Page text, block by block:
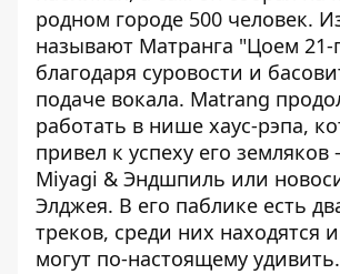
родном городе 500 человек.
называют Матранга "Цоем 21-
благодаря суровости и
подаче вокала. Matrang
работать в нише хаус-рэпа,
привел к успеху его земляков
Miyagi & Эндшпиль или
Элджея. В его паблике есть
треков, среди них находятся
могут по-настоящему удивить.